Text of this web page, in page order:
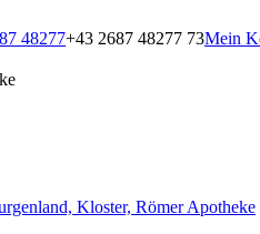
48277+43 2687 48277 73Mein